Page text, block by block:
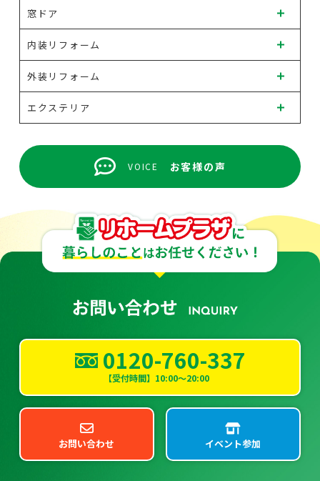
窓ドア
内装リフォーム
外装リフォーム
エクステリア
VOICE お客様の声
0120-760-337
【受付時間】10:00～20:00
お問い合わせ イベント参加